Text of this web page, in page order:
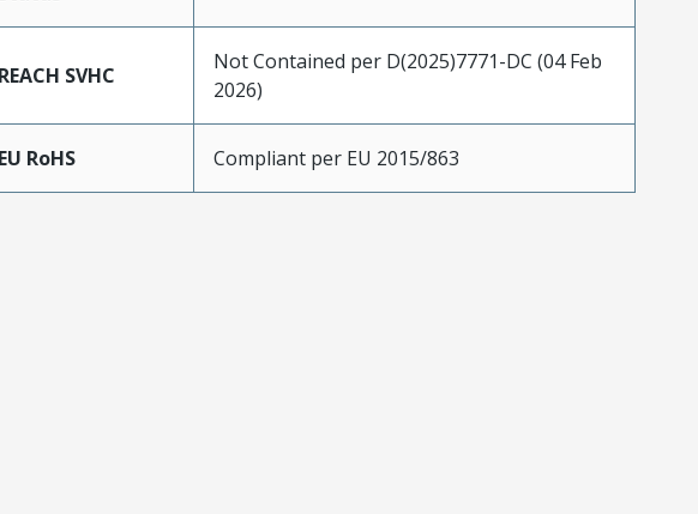
REACH SVHC
Not Contained per D(2025)7771-DC (04 Feb
2026)
EU RoHS Compliant per EU 2015/863